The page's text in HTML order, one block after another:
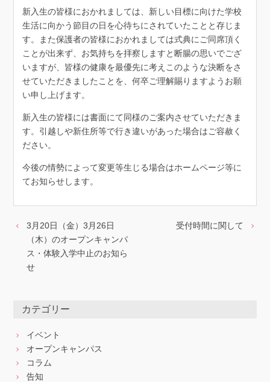
新入生の皆様におかれましては、新しい目標に向けた学校
生活に向かう節目の日を心待ちにされていたことと存じま
す。また保護者の皆様におかれましては式典にご同席頂く
ことが出来ず、お気持ちを拝察しますと断腸の思いでござ
いますが、皆様の健康を最優先に考えこのような決断をさ
せていただきましたことを、何卒ご理解賜りますようお願
い申し上げます。
新入生の皆様には書面にて同様のご案内させていただきま
す。引越しや新住所等で行き違いがあった場合はご容赦く
ださい。
今後の情勢によって変更等生じる場合はホームページ等に
てお知らせします。
3月20日（金）3月26日
（木）のオープンキャンパ
ス・体験入学中止のお知ら
せ
受付時間に関して
カテゴリー
イベント
オープンキャンパス
コラム
告知